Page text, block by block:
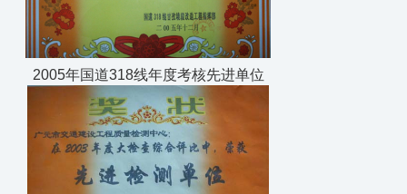
2005年国道318线年度考核先进单位